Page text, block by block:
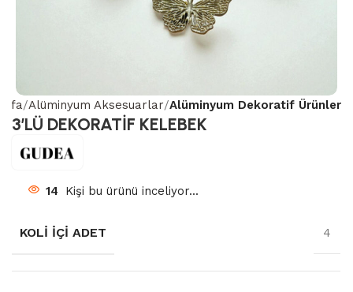
Alüminyum Aksesuarlar Alüminyum Dekoratif Ürünler
3’LÜ DEKORATİF KELEBEK
14 Kişi bu ürünü inceliyor...
KOLI İÇI ADET 4